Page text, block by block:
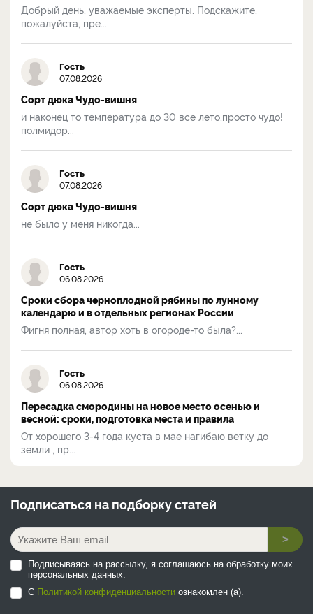
Добрый день, уважаемые эксперты. Подскажите,
пожалуйста, пре...
Гость
07.08.2026
Сорт дюка Чудо-вишня
и наконец то температура до 30 все лето,просто чудо!
полмидор...
Гость
07.08.2026
Сорт дюка Чудо-вишня
не было у меня никогда...
Гость
06.08.2026
Сроки сбора черноплодной рябины по лунному
календарю и в отдельных регионах России
Фигня полная, автор хоть в огороде-то была?...
Гость
06.08.2026
Пересадка смородины на новое место осенью и
весной: сроки, подготовка места и правила
От хорошего 3-4 года куста в мае нагибаю ветку до
земли , пр...
Подписаться на подборку статей
>
Подписываясь на рассылку, я соглашаюсь на обработку моих
персональных данных.
С Политикой конфиденциальности ознакомлен (а).